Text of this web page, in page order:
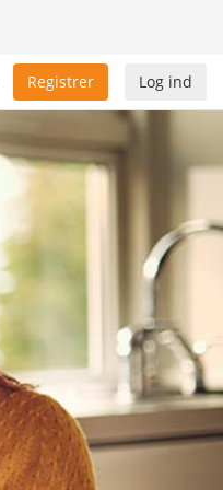
Log ind
Registrer